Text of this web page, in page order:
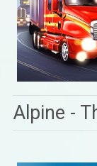
Alpine -